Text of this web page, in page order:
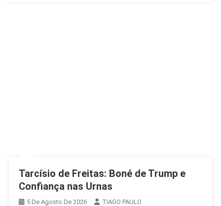
Tarcísio de Freitas: Boné de Trump e
Confiança nas Urnas
5 De Agosto De 2026
TIAGO PAULO